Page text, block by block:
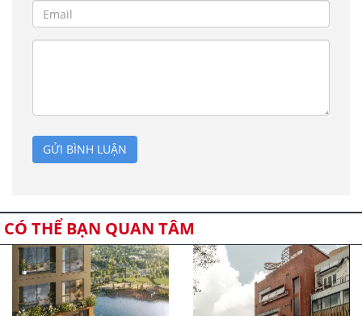
GỬI BÌNH LUẬN
CÓ THỂ BẠN QUAN TÂM